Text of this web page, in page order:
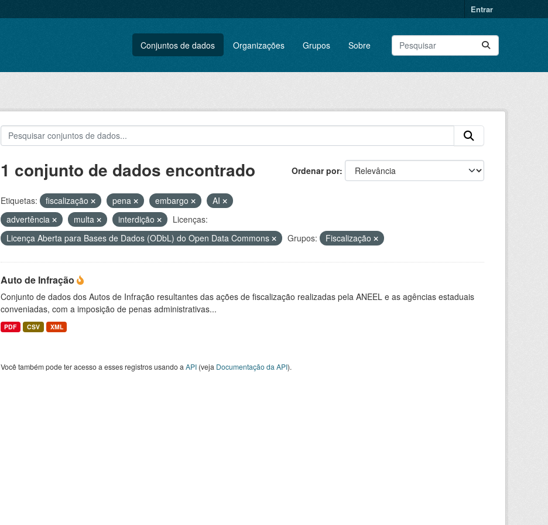
Entrar
Conjuntos de dados Organizações Grupos Sobre
Ordenar por
1 conjunto de dados encontrado
Etiquetas: fiscalização pena embargo
AI
advertência
multa interdição
Licenças:
Licença Aberta para Bases de Dados (ODbL) do Open Data Commons
Grupos: Fiscalização
Auto de Infração
Conjunto de dados dos Autos de Infração resultantes das ações de fiscalização realizadas pela ANEEL e as agências estaduais
conveniadas, com a imposição de penas administrativas...
PDF CSV XML
Você também pode ter acesso a esses registros usando a API(veja Documentação da API).